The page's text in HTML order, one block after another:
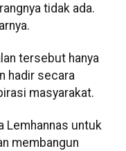
tidak ada.
tersebut hanya
hadir secara
masyarakat.
Lemhannas untuk
membangun